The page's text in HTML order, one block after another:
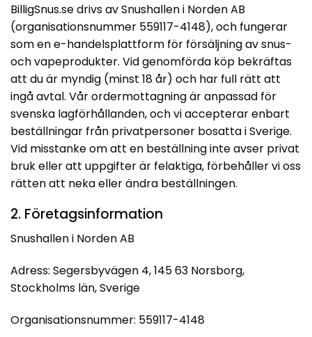
BilligSnus.se drivs av Snushallen i Norden AB
(organisationsnummer 559117-4148), och fungerar
som en e-handelsplattform för försäljning av snus-
och vapeprodukter. Vid genomförda köp bekräftas
att du är myndig (minst 18 år) och har full rätt att
ingå avtal. Vår ordermottagning är anpassad för
svenska lagförhållanden, och vi accepterar enbart
beställningar från privatpersoner bosatta i Sverige.
Vid misstanke om att en beställning inte avser privat
bruk eller att uppgifter är felaktiga, förbehåller vi oss
rätten att neka eller ändra beställningen.
2. Företagsinformation
Snushallen i Norden AB
Adress: Segersbyvägen 4, 145 63 Norsborg,
Stockholms län, Sverige
Organisationsnummer: 559117-4148